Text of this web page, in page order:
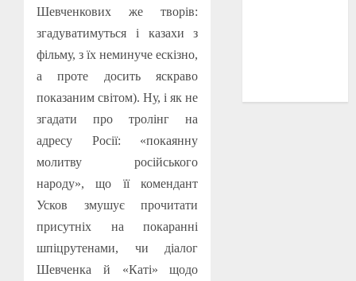
Шевченкових же творів:
згадуватимуться і казахи з
фільму, з їх неминуче ескізно,
а проте досить яскраво
показаним світом). Ну, і як не
згадати про тролінг на
адресу Росії: «покаянну
молитву російського
народу», що її комендант
Усков змушує прочитати
присутніх на покаранні
шпіцрутенами, чи діалог
Шевченка й «Каті» щодо